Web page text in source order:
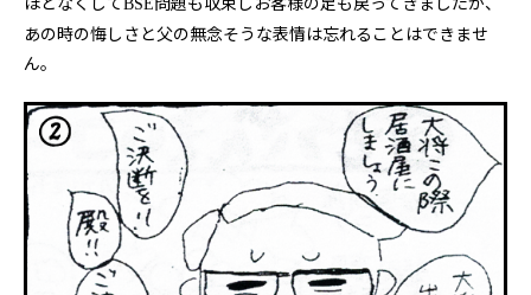
BSE
あの時の悔しさと父の無念そうな表情は忘れることはできませ
ん。